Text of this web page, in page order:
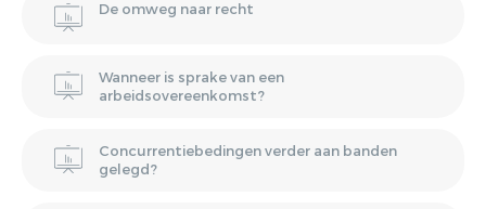
De omweg naar recht
Wanneer is sprake van een
arbeidsovereenkomst?
Concurrentiebedingen verder aan banden
gelegd?